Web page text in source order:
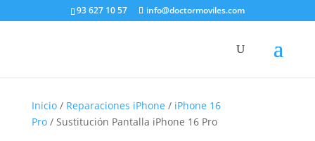
93 627 10 57 info@doctormoviles.com
Inicio/ Reparaciones iPhone/ iPhone 16
Pro/ Sustitución Pantalla iPhone 16 Pro